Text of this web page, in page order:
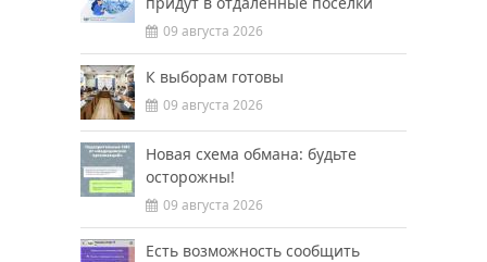
09 августа 2026
К выборам готовы
09 августа 2026
Новая схема обмана: будьте
осторожны!
09 августа 2026
Есть возможность сообщить